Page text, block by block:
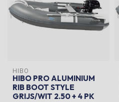
HIBO
HIBO PRO ALUMINIUM
RIB BOOT STYLE
GRIJS/WIT 2.50 + 4 PK